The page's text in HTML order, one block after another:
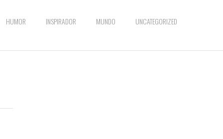
HUMOR INSPIRADOR MUNDO UNCATEGORIZED